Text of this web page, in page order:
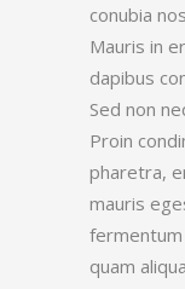
conubia
Mauris in
dapibus
Sed non
Proin
pharetra,
mauris
quam